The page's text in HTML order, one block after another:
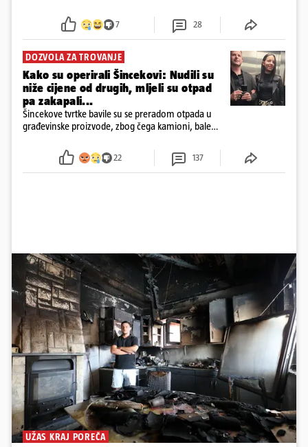
7 28
DOZVOLA ZA TROVANJE
Kako su operirali Šincekovi: Nudili su
niže cijene od drugih, mljeli su otpad
pa zakapali...
Šincekove tvrtke bavile su se preradom otpada u
građevinske proizvode, zbog čega kamioni, bale
22 137
UŽAS KRAJ POREČA